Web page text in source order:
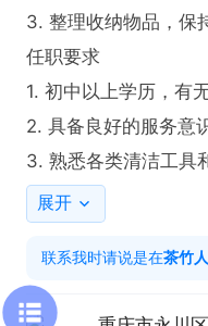
3. 整理收纳物品，保
任职要求
1. 初中以上学历，有
2. 具备良好的服务意
3. 熟悉各类清洁工具
展开
联系我时请说是在茶竹